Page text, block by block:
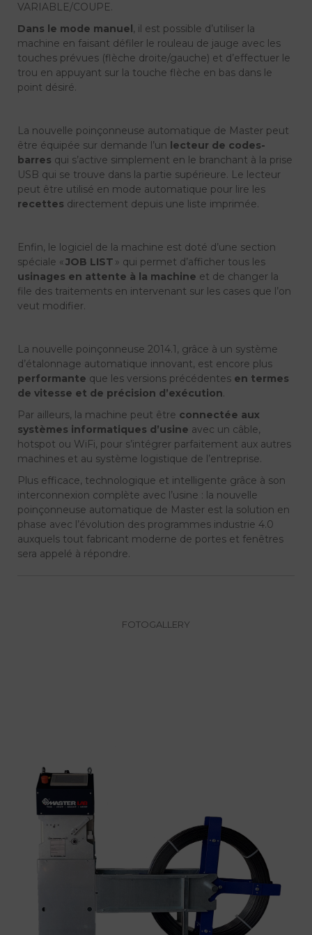
VARIABLE/COUPE.
Dans le mode manuel, il est possible d’utiliser la
machine en faisant défiler le rouleau de jauge avec les
touches prévues (flèche droite/gauche) et d’effectuer le
trou en appuyant sur la touche flèche en bas dans le
point désiré.
La nouvelle poinçonneuse automatique de Master peut
être équipée sur demande l’un lecteur de codes-
barres qui s’active simplement en le branchant à la prise
USB qui se trouve dans la partie supérieure. Le lecteur
peut être utilisé en mode automatique pour lire les
recettes directement depuis une liste imprimée.
Enfin, le logiciel de la machine est doté d’une section
spéciale «JOB LIST » qui permet d’afficher tous les
usinages en attente à la machine et de changer la
file des traitements en intervenant sur les cases que l’on
veut modifier.
La nouvelle poinçonneuse 2014.1, grâce à un système
d’étalonnage automatique innovant, est encore plus
performante que les versions précédentes en termes
de vitesse et de précision d’exécution.
Par ailleurs, la machine peut être connectée aux
systèmes informatiques d’usine avec un câble,
hotspot ou WiFi, pour s’intégrer parfaitement aux autres
machines et au système logistique de l’entreprise.
Plus efficace, technologique et intelligente grâce à son
interconnexion complète avec l’usine : la nouvelle
poinçonneuse automatique de Master est la solution en
phase avec l’évolution des programmes industrie 4.0
auxquels tout fabricant moderne de portes et fenêtres
sera appelé à répondre.
FOTOGALLERY